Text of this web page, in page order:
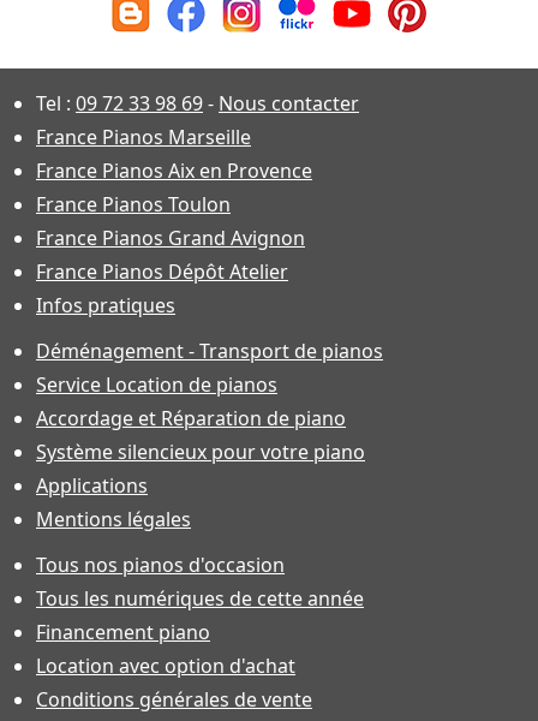
Tel : 09 72 33 98 69- Nous contacter
France Pianos Marseille
France Pianos Aix en Provence
France Pianos Toulon
France Pianos Grand Avignon
France Pianos Dépôt Atelier
Infos pratiques
Déménagement - Transport de pianos
Service Location de pianos
Accordage et Réparation de piano
Système silencieux pour votre piano
Applications
Mentions légales
Tous nos pianos d'occasion
Tous les numériques de cette année
Financement piano
Location avec option d'achat
Conditions générales de vente